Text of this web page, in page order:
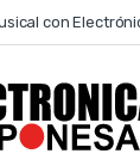
con